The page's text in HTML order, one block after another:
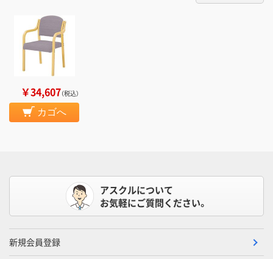
￥34,607（税込）
カゴへ
アスクルについて
お気軽にご質問ください。
新規会員登録